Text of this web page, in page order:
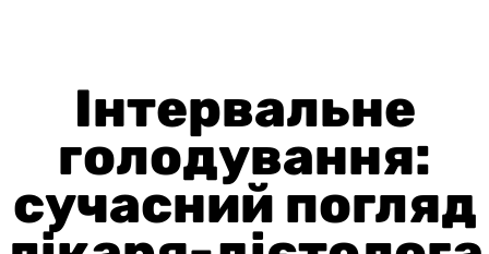
Інтервальне
голодування:
сучасний погляд